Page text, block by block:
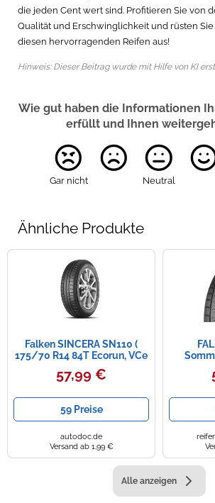
die jeden Cent wert sind. Profitieren Sie von
Qualität und Erschwinglichkeit und rüsten
diesen hervorragenden Reifen aus!
Hinweis: Dieser Beitrag wurde mit Hilfe von KI
Wie gut haben die Informationen
erfüllt und Ihnen
Gar nicht Neutral
Ähnliche Produkte
Falken SINCERA SN110 (
175/70 R14 84T Ecorun, VCe
57,99 €
59 Preise
autodoc.de
Versand ab 1,99 €
195/
Alle anzeigen